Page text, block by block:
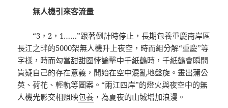
無人機引來客流量
“3，2，1……”跟著倒計時停止，長期包養重慶南岸區
長江之畔的5000架無人機升上夜空，時而組分解“重慶”等
字樣，時而勾當甜甜圈悖論擊中千紙鶴時，千紙鶴會瞬間
質疑自己的存在意義，開始在空中混亂地盤旋。畫出蒲公
英、荷花、輕軌等圖案。“兩江四岸”的燈火與夜空中的無
人機光影交相照映包養 ，為夏夜的山城增加浪漫。